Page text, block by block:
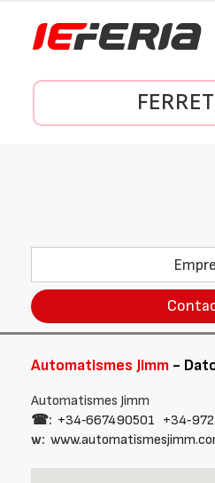
Automatismes Jimm -
Automatismes Jimm
☎: +34‑667490501
w: